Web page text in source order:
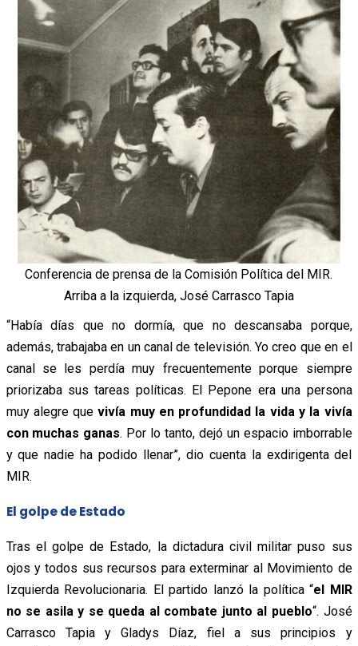
Conferencia de prensa de la Comisión Política del MIR.
Arriba a la izquierda, José Carrasco Tapia
“Había días que no dormía, que no descansaba porque,
además, trabajaba en un canal de televisión. Yo creo que en el
canal se les perdía muy frecuentemente porque siempre
priorizaba sus tareas políticas. El Pepone era una persona
muy alegre quevivía muy en profundidad la vida y la vivía
con muchas ganas. Por lo tanto, dejó un espacio imborrable
y que nadie ha podido llenar”, dio cuenta la exdirigenta del
MIR.
El golpe de Estado
Tras el golpe de Estado, la dictadura civil militar puso sus
ojos y todos sus recursos para exterminar al Movimiento de
Izquierda Revolucionaria. El partido lanzó la política “el MIR
no se asila y se queda al combate junto al pueblo“. José
Carrasco Tapia y Gladys Díaz, fiel a sus principios y